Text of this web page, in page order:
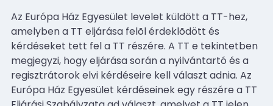
Az Európa Ház Egyesület levelet küldött a TT-hez,
amelyben a TT eljárása felõl érdeklõdött és
kérdéseket tett fel a TT részére. A TT e tekintetben
megjegyzi, hogy eljárása során a nyilvántartó és a
regisztrátorok elvi kérdéseire kell választ adnia. Az
Európa Ház Egyesület kérdéseinek egy részére a TT